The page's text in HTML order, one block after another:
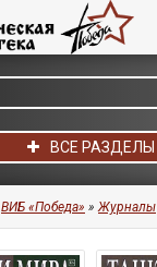
ВСЕ РАЗДЕЛЫ
ВИБ «Победа» »Журналы